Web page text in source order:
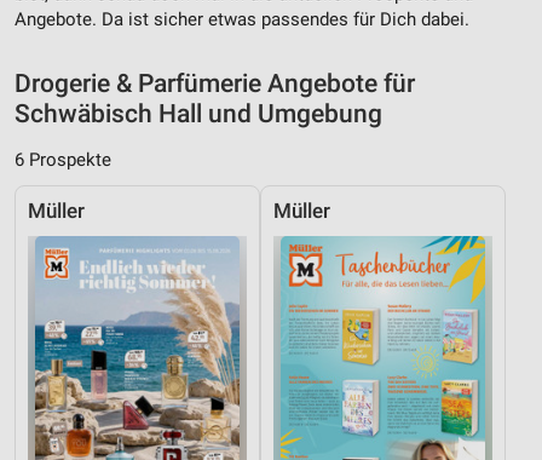
Angebote. Da ist sicher etwas passendes für Dich dabei.
Drogerie & Parfümerie Angebote für
Schwäbisch Hall und Umgebung
6 Prospekte
Müller Müller
Verwendung von Profilen zur Auswahl
personalisierter Inhalte
Messung der Werbeleistung
Messung der Performance von Inhalten
Kombinationen von Daten aus verschiedenen
Quellen
Entwicklung und Verbesserung der Angebote
Verwendung reduzierter Daten zur Auswahl von
Inhalten
IAB-Besonderheiten:
Verwendung genauer Standortdaten